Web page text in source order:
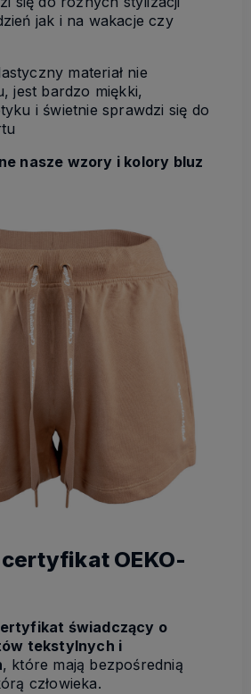
jak i na wakacje czy
materiał nie
jest bardzo miękki,
i świetnie sprawdzi się do
nasze wzory i kolory bluz
OEKO-
świadczący o
tekstylnych i
, które mają bezpośrednią
człowieka.